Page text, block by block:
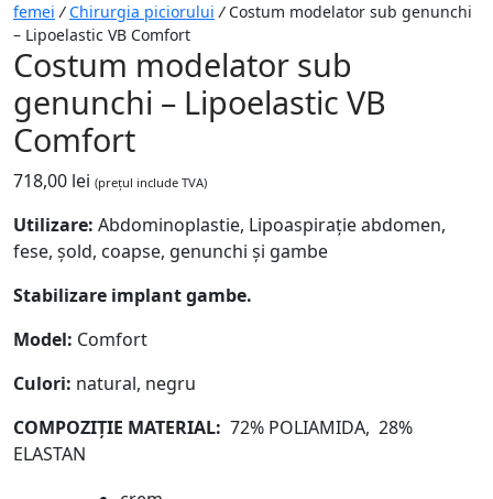
femei / Chirurgia piciorului /Costum modelator sub genunchi
– Lipoelastic VB Comfort
Costum modelator sub
genunchi – Lipoelastic VB
Comfort
718,00 lei (prețul include TVA)
Utilizare: Abdominoplastie, Lipoaspirație abdomen,
fese, șold, coapse, genunchi și gambe
Stabilizare implant gambe.
Model: Comfort
Culori: natural, negru
COMPOZIȚIE MATERIAL: 72% POLIAMIDA, 28%
ELASTAN